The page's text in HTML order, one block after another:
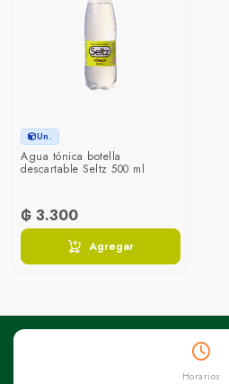
Un.
Agua tónica botella
descartable Seltz 500 ml
₲ 3.300
Agregar
Horarios